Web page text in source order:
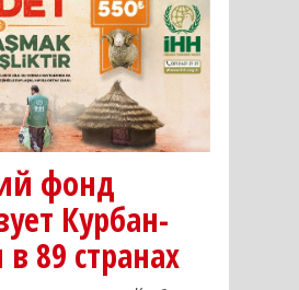
фонд
Курбан-
89 странах